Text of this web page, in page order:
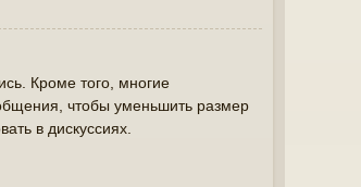
Кроме того, многие
чтобы уменьшить размер
в дискуссиях.